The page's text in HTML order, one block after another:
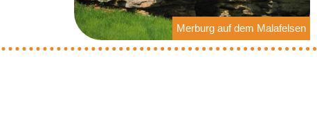
Merburg auf dem Malafelsen